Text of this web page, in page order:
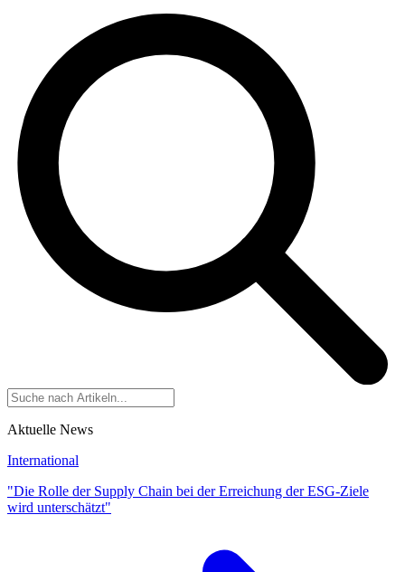
Aktuelle News
International
"Die Rolle der Supply Chain bei der Erreichung der ESG-Ziele
wird unterschätzt"